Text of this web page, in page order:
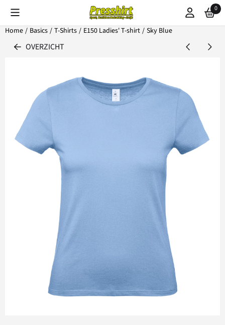
Cookievoorkeuren zijn beschikbaar. Kies instellingen of sta alle 0
Home / Basics / T-Shirts / E150 Ladies' T-shirt / Sky Blue
OVERZICHT